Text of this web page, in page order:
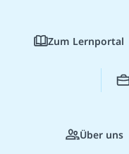
Zum Lernportal
Über uns